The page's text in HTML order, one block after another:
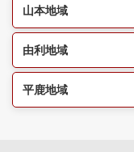
山本地域
由利地域
平鹿地域